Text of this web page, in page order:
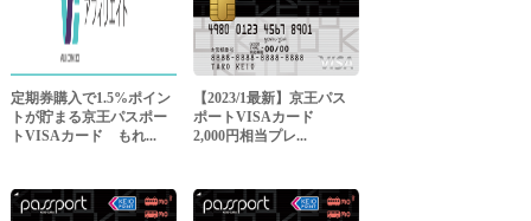
定期券購入で1.5%ポイン
トが貯まる京王パスポー
トVISAカード もれ...
【2023/1最新】京王パス
ポートVISAカード
2,000円相当プレ...